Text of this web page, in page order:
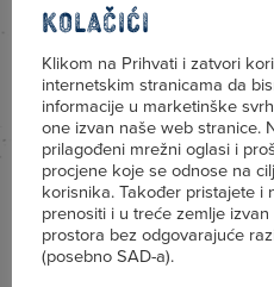
Kraljevske
jednostavno
Kolačići
Klikom na Prihvati i zatvori
internetskim stranicama da
informacije u marketinške
one izvan naše web stranice.
prilagođeni mrežni oglasi i
procjene koje se odnose na
korisnika. Također pristajete i
prenositi i u treće zemlje
prostora bez odgovarajuće
(posebno SAD-a).